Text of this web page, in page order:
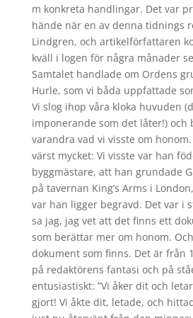
m konkreta handlingar. Det var
hände när en av denna tidnings
Lindgren, och artikelförfattaren
kväll i logen för några månader
Samtalet handlade om Ordens
Hurle, som vi båda uppfattade
Vi slog ihop våra kloka huvuden
imponerande som det låter!) och
varandra vad vi visste om
värst mycket: Vi visste var han
byggmästare, att han grundade
på tavernan King’s Arms i
var han ligger begravd. Det var i
sa jag, jag vet att det finns ett
som berättar mer om honom.
dokument som finns. Det är från
på redaktörens fantasi och på
entusiastiskt: ”Vi åker dit och
gjort! Vi åkte dit, letade, och